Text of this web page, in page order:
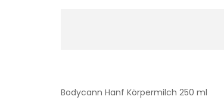
Bodycann Hanf Körpermilch 250 ml